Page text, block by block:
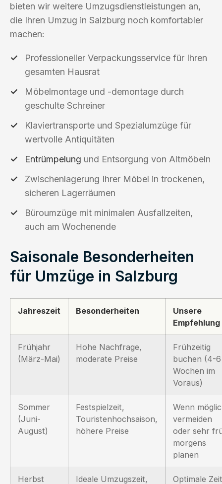
bieten wir weitere Umzugsdienstleistungen an,
die Ihren Umzug in Salzburg noch komfortabler
machen:
Professioneller Verpackungsservice für Ihren
gesamten Hausrat
Möbelmontage und -demontage durch
geschulte Schreiner
Klaviertransporte und Spezialumzüge für
wertvolle Antiquitäten
Entrümpelung und Entsorgung von Altmöbeln
Zwischenlagerung Ihrer Möbel in trockenen,
sicheren Lagerräumen
Büroumzüge mit minimalen Ausfallzeiten,
auch am Wochenende
Saisonale Besonderheiten
für Umzüge in Salzburg
Jahreszeit Besonderheiten
Unsere
Empfehlung
Frühjahr
(März-Mai)
Hohe Nachfrage,
moderate Preise
Frühzeitig
buchen (4-6
Wochen im
Voraus)
Sommer
(Juni-
August)
Festspielzeit,
Touristenhochsaison,
höhere Preise
Wenn
vermeiden
oder sehr
morgens
planen
Herbst Ideale Umzugszeit, Optimale Zeit